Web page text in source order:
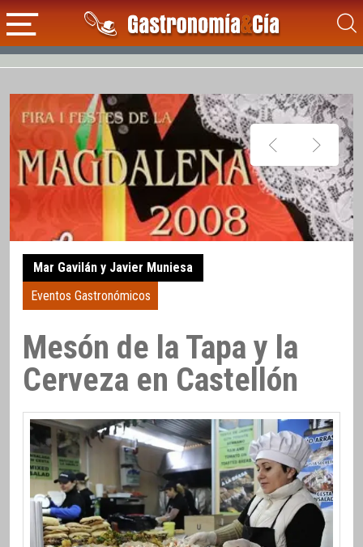
Mar Gavilán y Javier Muniesa
Eventos Gastronómicos
Mesón de la Tapa y la
Cerveza en Castellón